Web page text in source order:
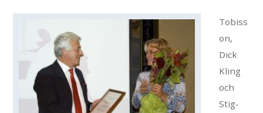
Tobiss
on,
Dick
Kling
och
Stig-